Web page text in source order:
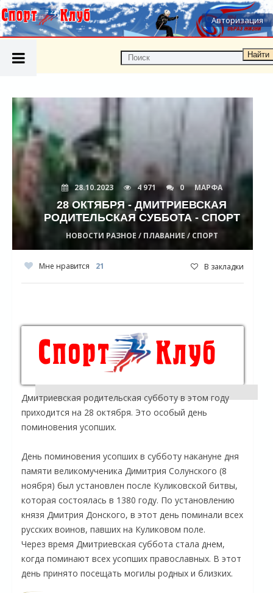
Авторизация
Найти
28.10.2023 4 971 0 МАРФА
28 ОКТЯБРЯ - ДМИТРИЕВСКАЯ
РОДИТЕЛЬСКАЯ СУББОТА - СПОРТ
НОВОСТИ РАЗНОЕ / ПЛАВАНИЕ / СПОРТ
Мне нравится 21 В закладки
Дмитриевская родительская субботу в этом году
приходится на 28 октября. Это особый день
поминовения усопших.
День поминовения усопших в субботу накануне дня
памяти великомученика Димитрия Солунского (8
ноября) был установлен после Куликовской битвы,
которая состоялась в 1380 году. По установлению
князя Дмитрия Донского, в этот день поминали всех
русских воинов, павших на Куликовом поле.
Через время Дмитриевская суббота стала днем,
когда поминают всех усопших православных. В этот
день принято посещать могилы родных и близких.